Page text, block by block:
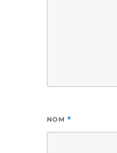
NOM*